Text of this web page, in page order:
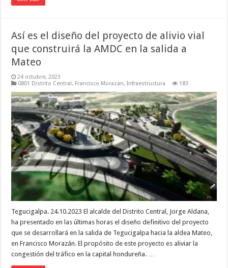
Así es el diseño del proyecto de alivio vial
que construirá la AMDC en la salida a
Mateo
24 octubre, 2023
0801 Distrito Central, Francisco Morazán,Infraestructura 183
Tegucigalpa. 24.10.2023 El alcalde del Distrito Central, Jorge Aldana,
ha presentado en las últimas horas el diseño definitivo del proyecto
que se desarrollará en la salida de Tegucigalpa hacia la aldea Mateo,
en Francisco Morazán. El propósito de este proyecto es aliviar la
congestión del tráfico en la capital hondureña. …